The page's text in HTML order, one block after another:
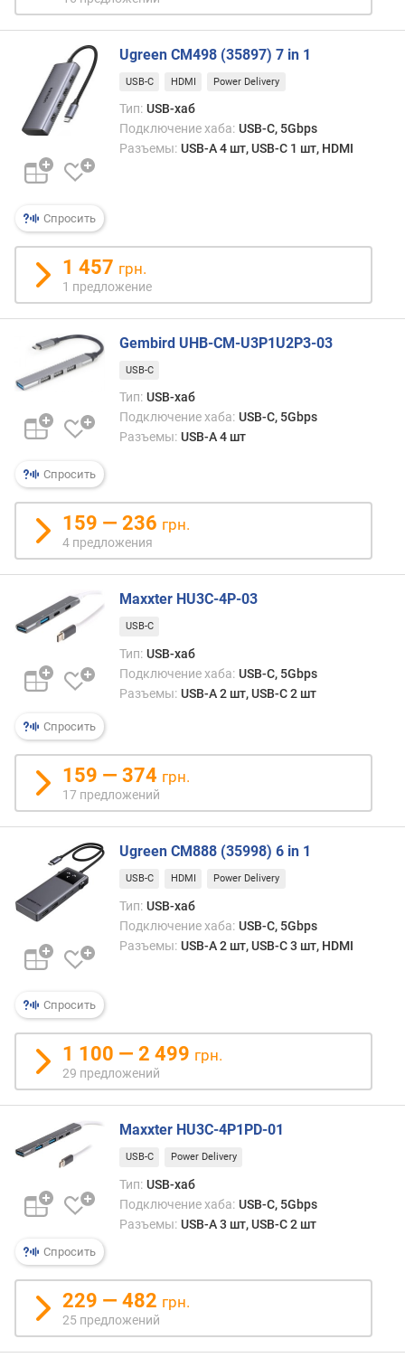
л
ю
е
н
и
я
U
S
-
А
(
ш
т
)
U
S
-
C
ш
т
)
P
o
r
l
i
e
r
y
H
D
D
i
s
p
a
y
P
o
r
t
п
о
к
л
ч
а
е
м
ы
х
Спросить
Ugreen CM498 (35897) 7 in 1
USB-C HDMI Power Delivery
Тип: USB-хаб
Подключение хаба: USB-C, 5Gbps
Разъемы: USB-A 4 шт, USB-C 1 шт, HDMI
1 457 грн.
1 предложение
Спросить
Gembird UHB-CM-U3P1U2P3-03
USB-C
Тип: USB-хаб
Подключение хаба: USB-C, 5Gbps
Разъемы: USB-A 4 шт
159 — 236 грн.
4 предложения
Спросить
Maxxter HU3C-4P-03
USB-C
Тип: USB-хаб
Подключение хаба: USB-C, 5Gbps
Разъемы: USB-A 2 шт, USB-C 2 шт
159 — 374 грн.
17 предложений
Спросить
Ugreen CM888 (35998) 6 in 1
USB-C HDMI Power Delivery
Тип: USB-хаб
Подключение хаба: USB-C, 5Gbps
Разъемы: USB-A 2 шт, USB-C 3 шт, HDMI
1 100 — 2 499 грн.
29 предложений
Спросить
Maxxter HU3C-4P1PD-01
USB-C Power Delivery
Тип: USB-хаб
Подключение хаба: USB-C, 5Gbps
Разъемы: USB-A 3 шт, USB-C 2 шт
229 — 482 грн.
25 предложений